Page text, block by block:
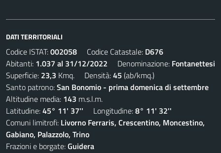
DATI TERRITORIALI
Codice ISTAT:002058 Codice Catastale: D676
Abitanti: 1.037 al 31/12/2022 Denominazione: Fontanettesi
Superficie: 23,3 Kmq. Densità:45 (ab/kmq.)
Santo patrono:San Bonomio - prima domenica di settembre
Altitudine media: 143 m.s.l.m.
Latitudine:45° 11' 37'' Longitudine:8° 11' 32''
Comuni limitrofi: Livorno Ferraris, Crescentino, Moncestino,
Gabiano, Palazzolo, Trino
Frazioni e borgate:Guidera